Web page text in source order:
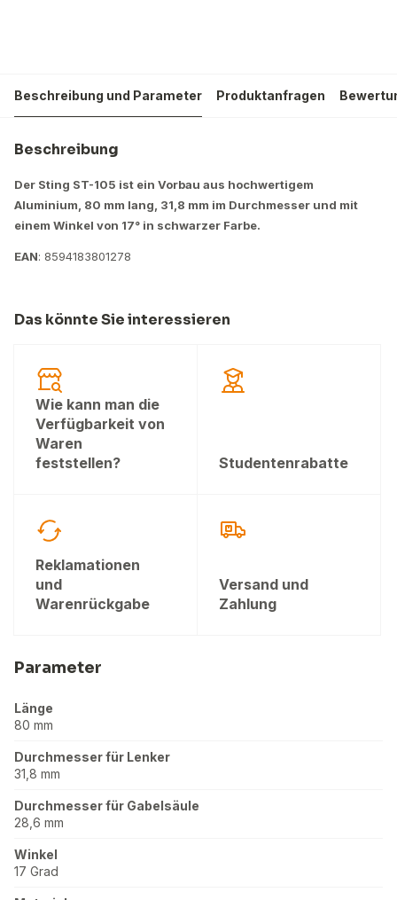
Beschreibung und Parameter Produktanfragen
Beschreibung
Der Sting ST-105 ist ein Vorbau aus hochwertigem
Aluminium, 80 mm lang, 31,8 mm im Durchmesser und mit
einem Winkel von 17° in schwarzer Farbe.
EAN: 8594183801278
Das könnte Sie interessieren
Wie kann man die
Verfügbarkeit von
Waren
feststellen?
Studentenrabatte
Reklamationen
und
Warenrückgabe
Versand und
Zahlung
Parameter
Länge
80 mm
Durchmesser für Lenker
31,8 mm
Durchmesser für Gabelsäule
28,6 mm
Winkel
17 Grad